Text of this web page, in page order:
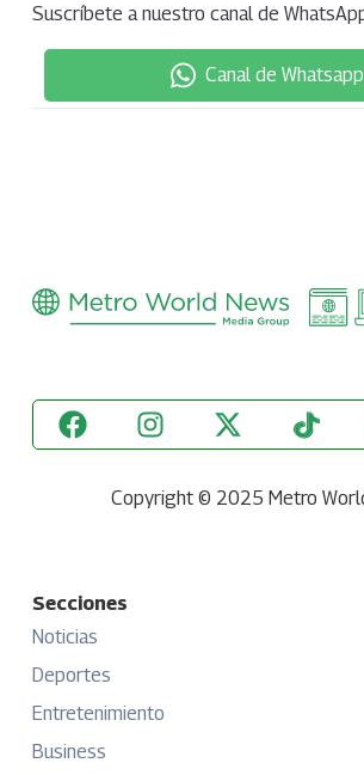
Suscríbete a nuestro canal de
Canal de Whatsapp
Copyright © 2025 Metro
Secciones
Noticias
Deportes
Entretenimiento
Business